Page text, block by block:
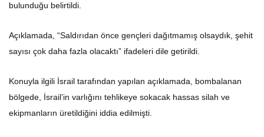
bulunduğu belirtildi.
Açıklamada, “Saldırıdan önce gençleri dağıtmamış olsaydık, şehit
sayısı çok daha fazla olacaktı” ifadeleri dile getirildi.
Konuyla ilgili İsrail tarafından yapılan açıklamada, bombalanan
bölgede, İsrail’in varlığını tehlikeye sokacak hassas silah ve
ekipmanların üretildiğini iddia edilmişti.